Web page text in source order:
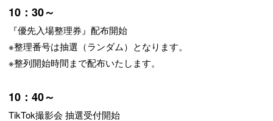
10：30～
『優先入場整理券』配布開始
※整理番号は抽選（ランダム）となります。
※整列開始時間まで配布いたします。
10：40～
TikTok撮影会 抽選受付開始